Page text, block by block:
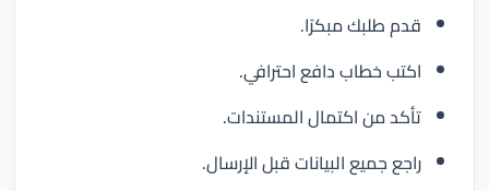
قدم طلبك مبكرًا.
اكتب خطاب دافع احترافي.
تأكد من اكتمال المستندات.
راجع جميع البيانات قبل الإرسال.